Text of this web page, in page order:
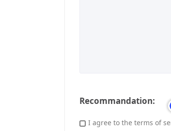
Recommandation:
I agree to the terms of